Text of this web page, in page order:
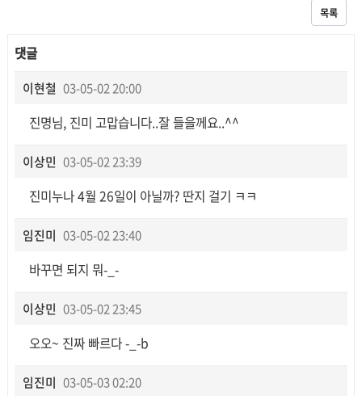
목록
댓글
이현철 03-05-02 20:00
진명님, 진미 고맙습니다..잘 들을께요..^^
이상민 03-05-02 23:39
진미누나 4월 26일이 아닐까? 딴지 걸기 ㅋㅋ
임진미 03-05-02 23:40
바꾸면 되지 뭐-_-
이상민 03-05-02 23:45
오오~ 진짜 빠르다 -_-b
임진미 03-05-03 02:20